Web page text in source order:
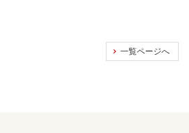
一覧ページへ